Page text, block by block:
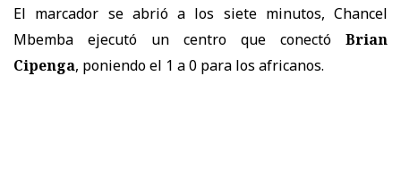
El marcador se abrió a los siete minutos, Chancel
Mbemba ejecutó un centro que conectó Brian
Cipenga, poniendo el 1 a 0 para los africanos.